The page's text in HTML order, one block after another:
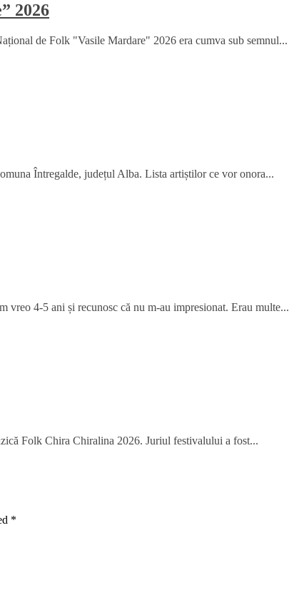
2026
de Folk "Vasile Mardare" 2026 era cumva sub semnul...
Întregalde, județul Alba. Lista artiștilor ce vor onora...
vreo 4-5 ani și recunosc că nu m-au impresionat. Erau multe...
Folk Chira Chiralina 2026. Juriul festivalului a fost...
*